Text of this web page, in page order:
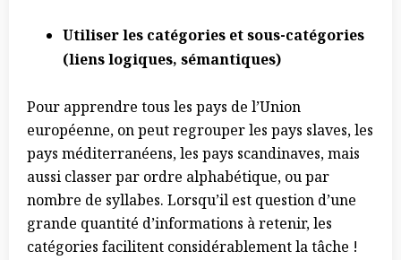
Utiliser les catégories et sous-catégories
(liens logiques, sémantiques)
Pour apprendre tous les pays de l’Union
européenne, on peut regrouper les pays slaves, les
pays méditerranéens, les pays scandinaves, mais
aussi classer par ordre alphabétique, ou par
nombre de syllabes. Lorsqu’il est question d’une
grande quantité d’informations à retenir, les
catégories facilitent considérablement la tâche !